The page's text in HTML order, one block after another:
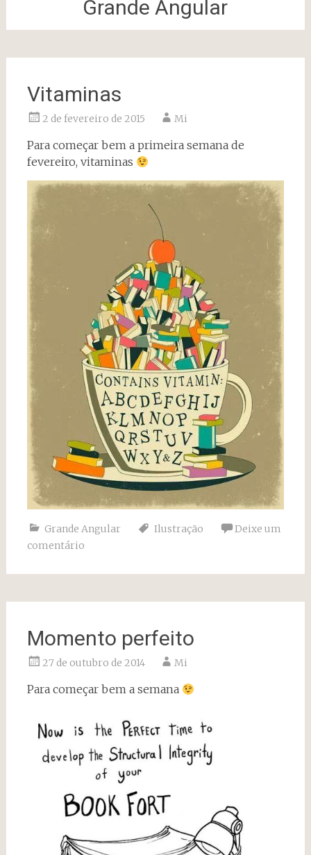
Grande Angular
Vitaminas
2 de fevereiro de 2015 Mi
Para começar bem a primeira semana de
fevereiro, vitaminas
Grande Angular Ilustração
Deixe um
comentário
Momento perfeito
27 de outubro de 2014 Mi
Para começar bem a semana